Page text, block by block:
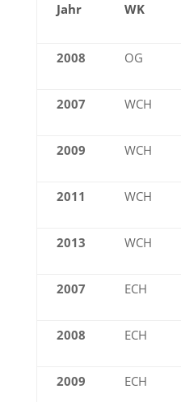
Jahr WK
2008
OG
2007
WCH
2009
WCH
2011
WCH
2013
WCH
2007
ECH
2008
ECH
2009
ECH